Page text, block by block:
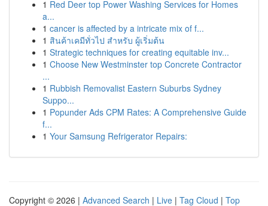
1 Red Deer top Power Washing Services for Homes
a...
1 cancer is affected by a intricate mix of f...
1 สินค้าเคมีทั่วไป สำหรับ ผู้เริ่มต้น
1 Strategic techniques for creating equitable inv...
1 Choose New Westminster top Concrete Contractor
...
1 Rubbish Removalist Eastern Suburbs Sydney
Suppo...
1 Popunder Ads CPM Rates: A Comprehensive Guide
f...
1 Your Samsung Refrigerator Repairs:
Copyright © 2026 | Advanced Search | Live | Tag Cloud | Top